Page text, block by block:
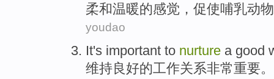
柔和温暖的感觉 ，促使哺乳动物
youdao
It's important to nurture a good
维持良好的工作关系非常重要。